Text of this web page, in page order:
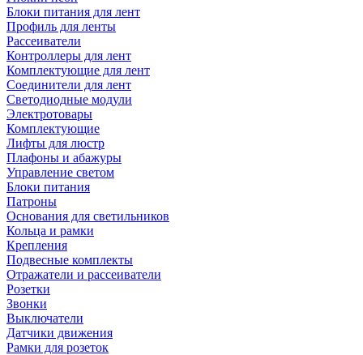
Блоки питания для лент
Профиль для ленты
Рассеиватели
Контроллеры для лент
Комплектующие для лент
Соединители для лент
Светодиодные модули
Электротовары
Комплектующие
Лифты для люстр
Плафоны и абажуры
Управление светом
Блоки питания
Патроны
Основания для светильников
Кольца и рамки
Крепления
Подвесные комплекты
Отражатели и рассеиватели
Розетки
Звонки
Выключатели
Датчики движения
Рамки для розеток